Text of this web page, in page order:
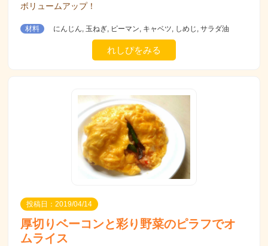
ボリュームアップ！
材料 にんじん, 玉ねぎ, ピーマン, キャベツ, しめじ, サラダ油
れしぴをみる
投稿日：2019/04/14
厚切りベーコンと彩り野菜のピラフでオ
ムライス